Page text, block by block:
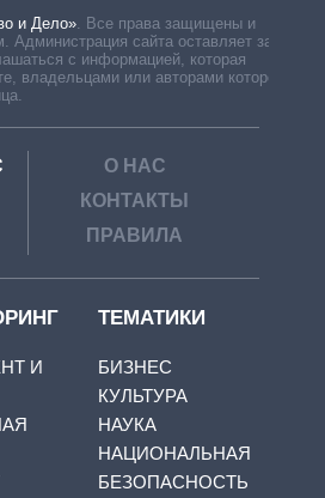
и Дело» Все права защищены и
Администрация сайта оставляет за
с информацией, которая
владельцами или авторами которой
О НАС
КОНТАКТЫ
ПРАВИЛА
И
ТЕМАТИКИ
БИЗНЕС
КУЛЬТУРА
НАУКА
НАЦИОНАЛЬНАЯ
БЕЗОПАСНОСТЬ